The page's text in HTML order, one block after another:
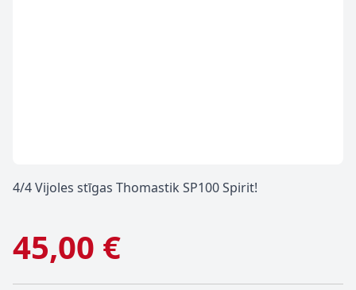
4/4 Vijoles stīgas Thomastik SP100 Spirit!
45,00 €